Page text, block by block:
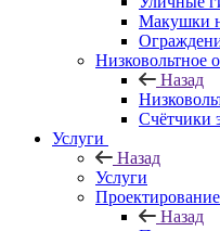
Макушки
Низковольтное
Назад
Счётчики
Услуги
Назад
Услуги
Назад